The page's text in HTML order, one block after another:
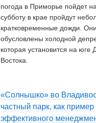
погода в Приморье пойдет
субботу в крае пройдут
кратковременные дожди.
обусловлены холодной
которая установится на юге
Востока.
«Солнышко» во
частный парк, как пример
эффективного